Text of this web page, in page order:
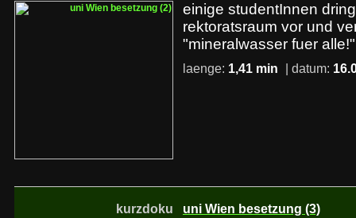
einige studentInnen
rektoratsraum vor und
"mineralwasser fuer alle!"
laenge: 1,41 min | datum:
kurzdoku uni Wien besetzung (3)